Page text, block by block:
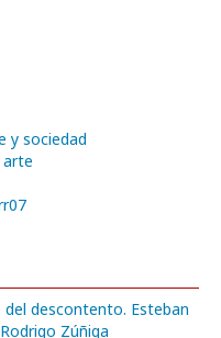
y sociedad
arte
descontento. Esteban
Zúñiga